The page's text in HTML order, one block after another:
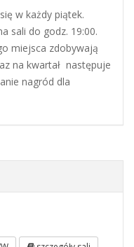
w każdy piątek.
sali do godz. 19:00.
miejsca zdobywają
na kwartał następuje
nagród dla